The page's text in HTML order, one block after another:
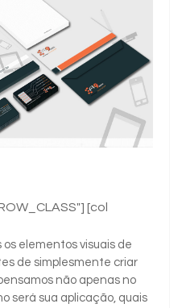
[col
elementos visuais de
de simplesmente criar
não apenas no
será sua aplicação, quais